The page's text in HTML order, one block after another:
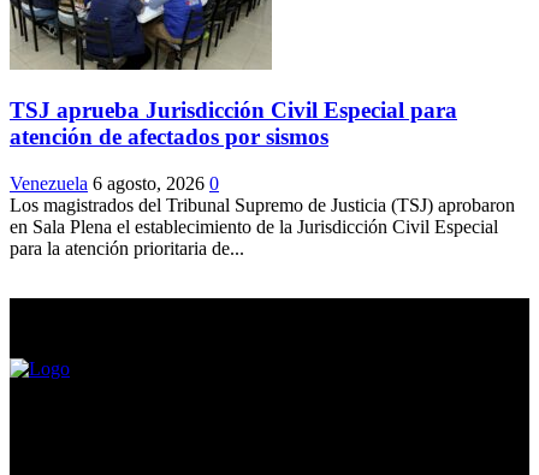
TSJ aprueba Jurisdicción Civil Especial para
atención de afectados por sismos
Venezuela 6 agosto, 2026 0
Los magistrados del Tribunal Supremo de Justicia (TSJ) aprobaron
en Sala Plena el establecimiento de la Jurisdicción Civil Especial
para la atención prioritaria de...